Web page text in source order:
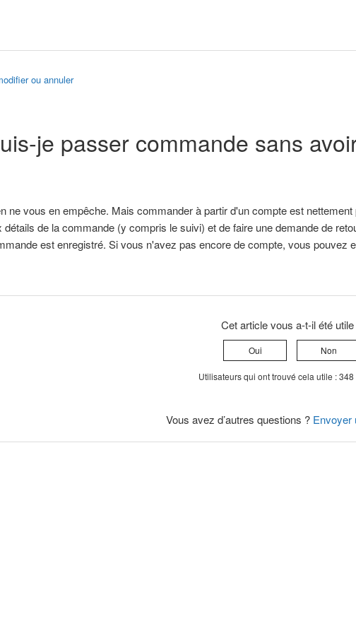
ou annuler
je passer commande sans
ne vous en empêche. Mais commander à partir d'un compte est
détails de la commande (y compris le suivi) et de faire une demande de
est enregistré. Si vous n'avez pas encore de compte, vous pouvez
Cet article vous a-t-il été
Oui Non
Utilisateurs qui ont trouvé cela utile : 348
Vous avez d’autres questions ? Envoyer